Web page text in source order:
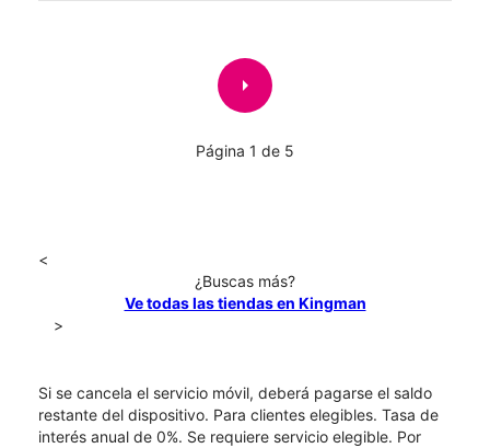
arrow_right
Página 1 de 5
<
¿Buscas más?
Ve todas las tiendas en Kingman
>
Si se cancela el servicio móvil, deberá pagarse el saldo
restante del dispositivo. Para clientes elegibles. Tasa de
interés anual de 0%. Se requiere servicio elegible. Por